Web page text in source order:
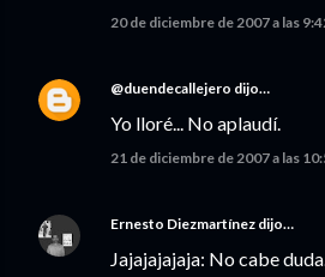
20 de diciembre de 2007 a las
@duendecallejero dijo…
Yo lloré... No aplaudí.
21 de diciembre de 2007 a las
Ernesto Diezmartínez dijo…
Jajajajajaja: No cabe